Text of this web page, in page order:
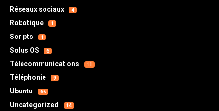
Réseaux sociaux 4
Robotique 1
Scripts 1
Solus OS 6
Télécommunications 11
Téléphonie 9
Ubuntu 66
Uncategorized 14